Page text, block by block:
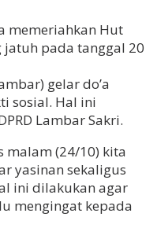
memeriahkan Hut
jatuh pada tanggal 20
gelar do’a
sosial. Hal ini
Lambar Sakri.
malam (24/10) kita
yasinan sekaligus
ini dilakukan agar
mengingat kepada